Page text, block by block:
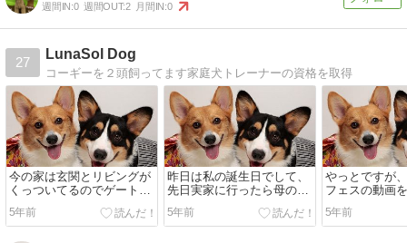
週間IN:0 週間OUT:2 月間IN:0
27
LunaSol Dog
コーギーを２頭飼ってます家庭犬トレーナーの資格を取得
今の家は玄関とリビングが
くっついてるのでゲートを
してるんだけどもちろんロ
ック機能もあるけど...
5年前
昨日は私の誕生日でして、
先日実家に行ったら母の会
社のバッグをプレゼントに
もらったわんこの...
5年前
やっとですが
フェスの動画
てアップしま
アップしま...
5年前